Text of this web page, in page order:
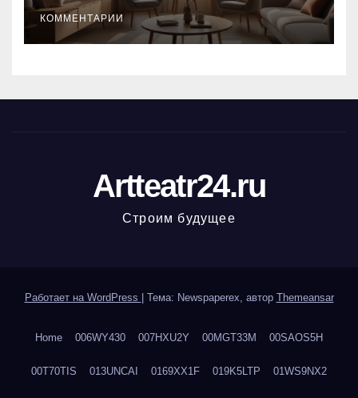
КОММЕНТАРИИ
Artteatr24.ru
Строим будущее
Работает на WordPress Тема: Newspaperex, автор Themeansar
Home 006WY430 007HXU2Y 00MGT33M 00SAOS5H
00T70TIS 013UNCAI 0169XX1F 019K5LTP 01WS9NX2